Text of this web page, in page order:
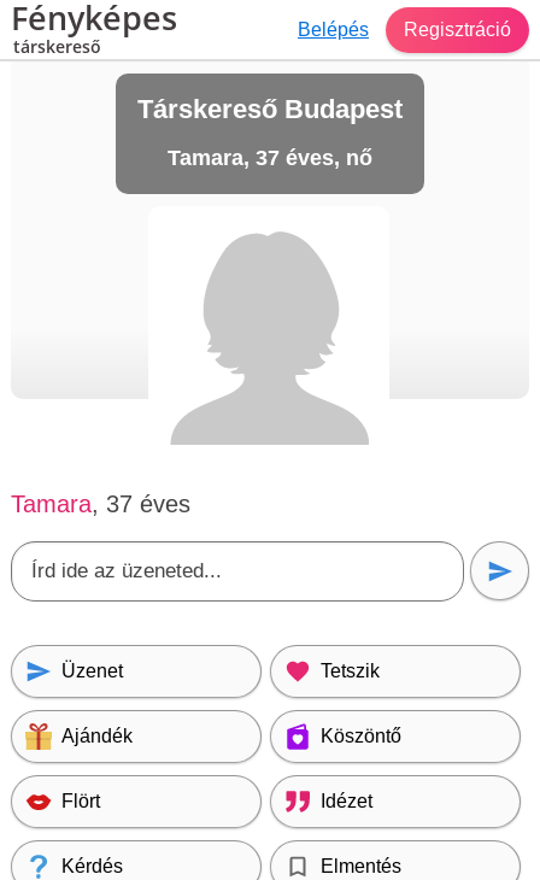
Fényképes
társkereső
Belépés Regisztráció
Társkereső Budapest
Tamara, 37 éves, nő
Tamara, 37 éves
Üzenet Tetszik
Ajándék Köszöntő
Flört Idézet
Kérdés Elmentés